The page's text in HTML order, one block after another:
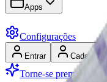
Apps
Configurações
Entrar Cadastrar-
Torne-se premium